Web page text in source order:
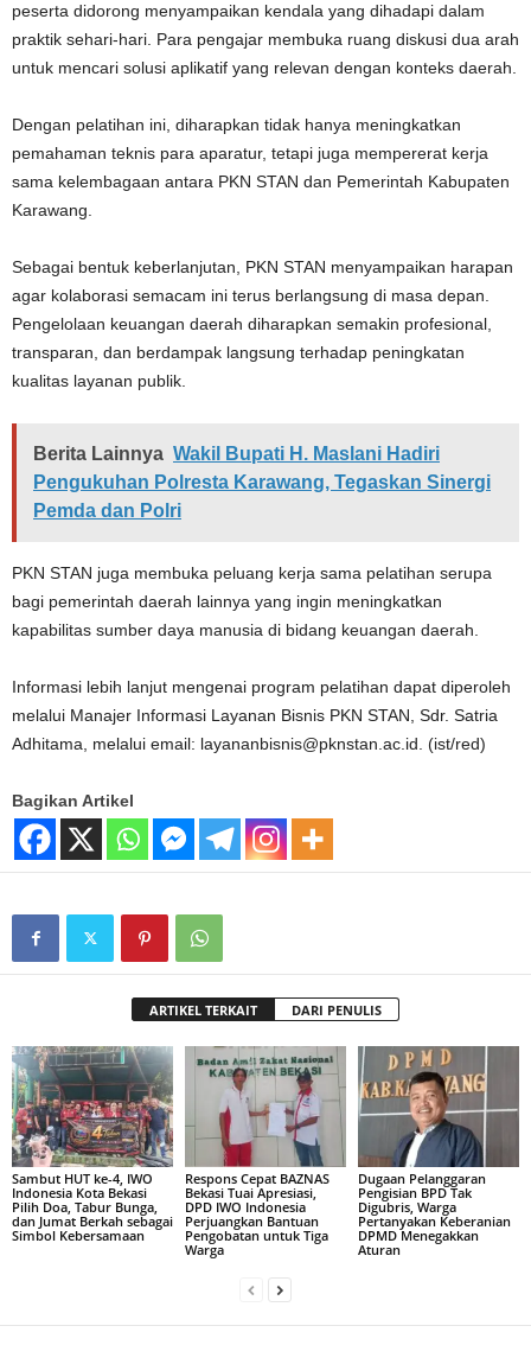
peserta didorong menyampaikan kendala yang dihadapi dalam
praktik sehari-hari. Para pengajar membuka ruang diskusi dua arah
untuk mencari solusi aplikatif yang relevan dengan konteks daerah.
Dengan pelatihan ini, diharapkan tidak hanya meningkatkan
pemahaman teknis para aparatur, tetapi juga mempererat kerja
sama kelembagaan antara PKN STAN dan Pemerintah Kabupaten
Karawang.
Sebagai bentuk keberlanjutan, PKN STAN menyampaikan harapan
agar kolaborasi semacam ini terus berlangsung di masa depan.
Pengelolaan keuangan daerah diharapkan semakin profesional,
transparan, dan berdampak langsung terhadap peningkatan
kualitas layanan publik.
Berita Lainnya Wakil Bupati H. Maslani Hadiri
Pengukuhan Polresta Karawang, Tegaskan Sinergi
Pemda dan Polri
PKN STAN juga membuka peluang kerja sama pelatihan serupa
bagi pemerintah daerah lainnya yang ingin meningkatkan
kapabilitas sumber daya manusia di bidang keuangan daerah.
Informasi lebih lanjut mengenai program pelatihan dapat diperoleh
melalui Manajer Informasi Layanan Bisnis PKN STAN, Sdr. Satria
Adhitama, melalui email: layananbisnis@pknstan.ac.id. (ist/red)
Bagikan Artikel
ARTIKEL TERKAIT DARI PENULIS
Sambut HUT ke-4, IWO
Indonesia Kota Bekasi
Pilih Doa, Tabur Bunga,
dan Jumat Berkah sebagai
Simbol Kebersamaan
Respons Cepat BAZNAS
Bekasi Tuai Apresiasi,
DPD IWO Indonesia
Perjuangkan Bantuan
Pengobatan untuk Tiga
Warga
Dugaan Pelanggaran
Pengisian BPD Tak
Digubris, Warga
Pertanyakan Keberanian
DPMD Menegakkan
Aturan